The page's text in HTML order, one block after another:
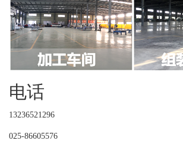
电话
13236521296
025-86605576